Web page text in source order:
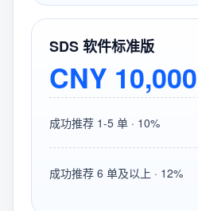
SDS 软件标准版
CNY 10,000
成功推荐 1-5 单 · 10%
成功推荐 6 单及以上 · 12%